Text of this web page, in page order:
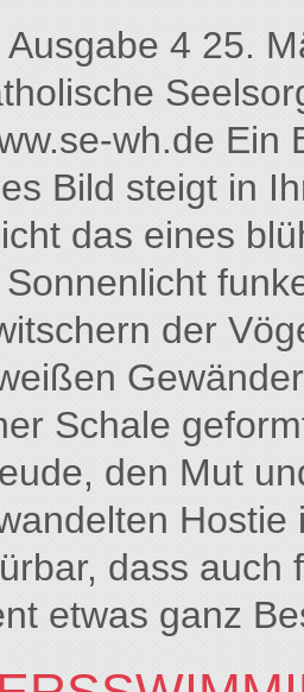
Ausgabe 4 25.
wh.de Ein
Bild steigt in
das eines
der
Schale
den Mut
dass
etwas ganz